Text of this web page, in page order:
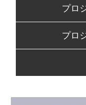
プロ
プロ